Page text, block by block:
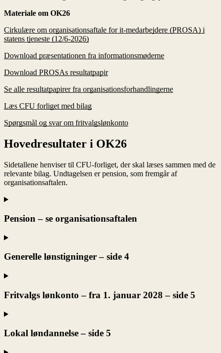
Materiale om OK26
Cirkulære om organisationsaftale for it-medarbejdere (PROSA) i
statens tjeneste (12/6-2026)
Download præsentationen fra informationsmøderne
Download PROSAs resultatpapir
Se alle resultatpapirer fra organisationsforhandlingerne
Læs CFU forliget med bilag
Spørgsmål og svar om fritvalgslønkonto
Hovedresultater i OK26
Sidetallene henviser til CFU-forliget, der skal læses sammen med de
relevante bilag. Undtagelsen er pension, som fremgår af
organisationsaftalen.
Pension – se organisationsaftalen
Generelle lønstigninger – side 4
Fritvalgs lønkonto – fra 1. januar 2028 – side 5
Lokal løndannelse – side 5